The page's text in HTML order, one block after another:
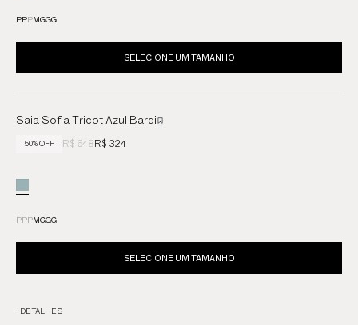
PPPMGGG
SELECIONE UM TAMANHO
Saia Sofia Tricot Azul Bardi
50% OFF R$ 648R$ 324
PPPMGGG
SELECIONE UM TAMANHO
+DETALHES